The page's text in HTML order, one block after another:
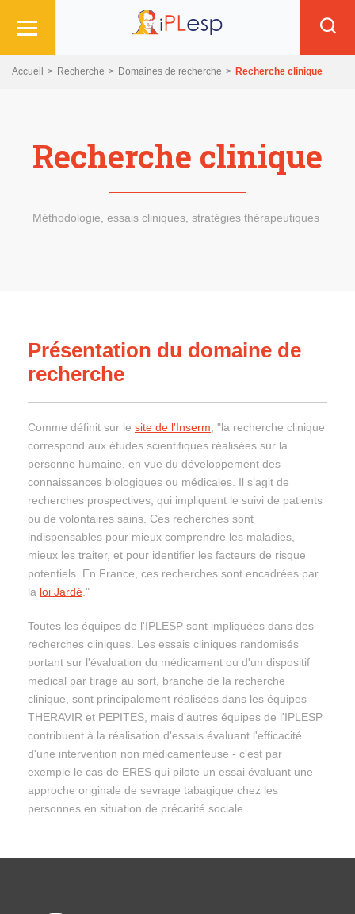
to
navigation
au
principal
to
Accueil Recherche Domaines de recherche Recherche clinique
Recherche clinique
Méthodologie, essais cliniques, stratégies thérapeutiques
Présentation du domaine de
recherche
Comme définit sur le site de l'Inserm , "la recherche clinique
correspond aux études scientifiques réalisées sur la
personne humaine, en vue du développement des
connaissances biologiques ou médicales. Il s’agit de
recherches prospectives, qui impliquent le suivi de patients
ou de volontaires sains. Ces recherches sont
indispensables pour mieux comprendre les maladies,
mieux les traiter, et pour identifier les facteurs de risque
potentiels. En France, ces recherches sont encadrées par
la loi Jardé ."
Toutes les équipes de l'IPLESP sont impliquées dans des
recherches cliniques. Les essais cliniques randomisés
portant sur l'évaluation du médicament ou d'un dispositif
médical par tirage au sort, branche de la recherche
clinique, sont principalement réalisées dans les équipes
THERAVIR et PEPITES, mais d'autres équipes de l'IPLESP
contribuent à la réalisation d'essais évaluant l'efficacité
d'une intervention non médicamenteuse - c'est par
exemple le cas de ERES qui pilote un essai évaluant une
approche originale de sevrage tabagique chez les
personnes en situation de précarité sociale.